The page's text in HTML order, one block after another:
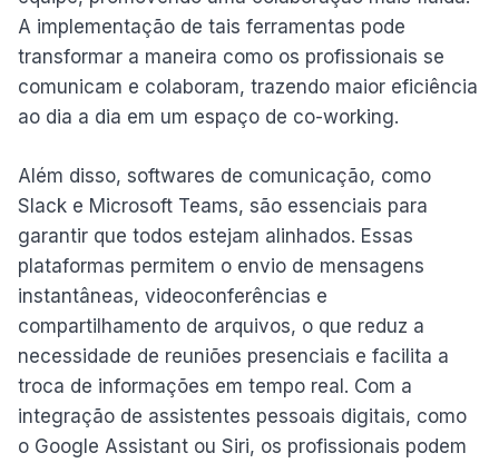
A implementação de tais ferramentas pode
transformar a maneira como os profissionais se
comunicam e colaboram, trazendo maior eficiência
ao dia a dia em um espaço de co-working.
Além disso, softwares de comunicação, como
Slack e Microsoft Teams, são essenciais para
garantir que todos estejam alinhados. Essas
plataformas permitem o envio de mensagens
instantâneas, videoconferências e
compartilhamento de arquivos, o que reduz a
necessidade de reuniões presenciais e facilita a
troca de informações em tempo real. Com a
integração de assistentes pessoais digitais, como
o Google Assistant ou Siri, os profissionais podem